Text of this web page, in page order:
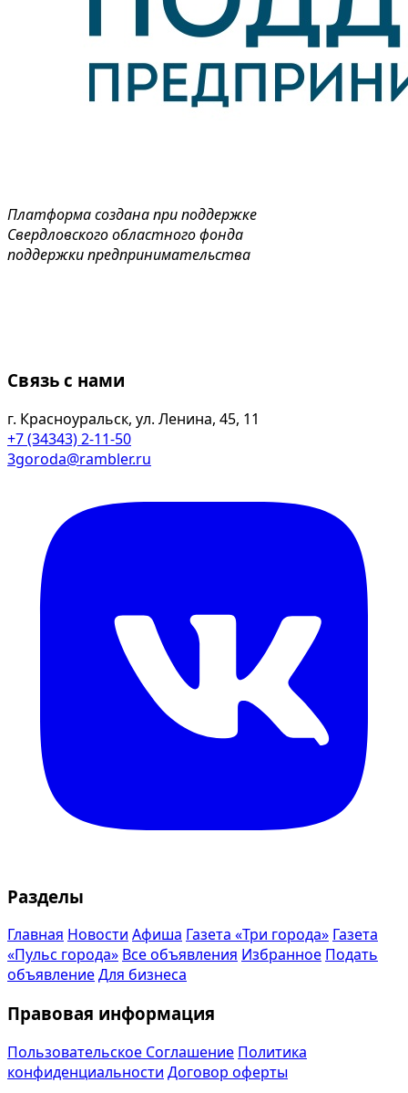
Платформа создана при поддержке
Свердловского областного фонда
поддержки предпринимательства
Связь с нами
г. Красноуральск, ул. Ленина, 45, 11
+7 (34343) 2-11-50
3goroda@rambler.ru
Разделы
Главная Новости Афиша Газета «Три города» Газета
«Пульс города» Все объявления Избранное Подать
объявлениеДля бизнеса
Правовая информация
Пользовательское Соглашение Политика
конфиденциальности Договор оферты